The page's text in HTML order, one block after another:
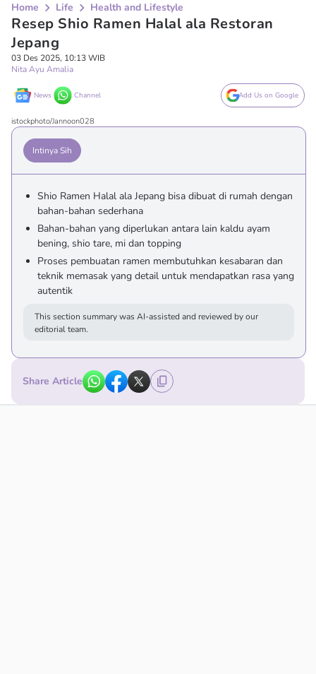
Home Life Health and Lifestyle
Resep Shio Ramen Halal ala Restoran
Jepang
03 Des 2025, 10:13 WIB
Nita Ayu Amalia
News Channel Add Us on Google
istockphoto/Jannoon028
Intinya Sih
Shio Ramen Halal ala Jepang bisa dibuat di rumah dengan
bahan-bahan sederhana
Bahan-bahan yang diperlukan antara lain kaldu ayam
bening, shio tare, mi dan topping
Proses pembuatan ramen membutuhkan kesabaran dan
teknik memasak yang detail untuk mendapatkan rasa yang
autentik
This section summary was AI-assisted and reviewed by our
editorial team.
Share Article